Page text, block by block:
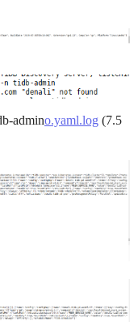
admino.yaml.log (7.5